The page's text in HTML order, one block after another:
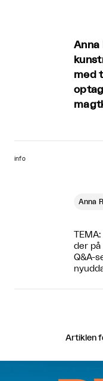
Anna
med
info
Anna
der på
Q&A-
Artiklen